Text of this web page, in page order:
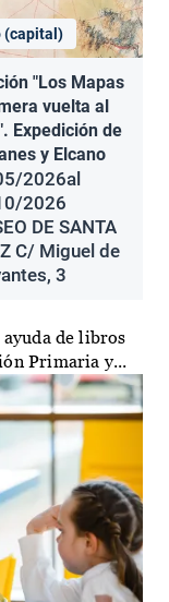
(capital)
"Los Mapas
vuelta al
Expedición de
y Elcano
2026al
2026
DE SANTA
C/ Miguel de
3
de libros
Primaria y...